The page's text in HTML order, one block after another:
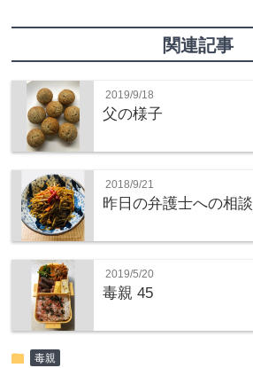
関連記事
2019/9/18
父の様子
2018/9/21
昨日の弁護士への相談
2019/5/20
毒親 45
folder 毒親